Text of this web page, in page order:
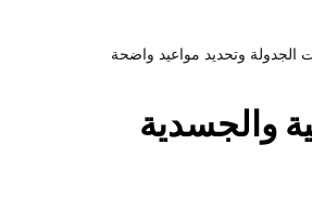
الجدولة وتحديد مواعيد واضحة
والجسدية